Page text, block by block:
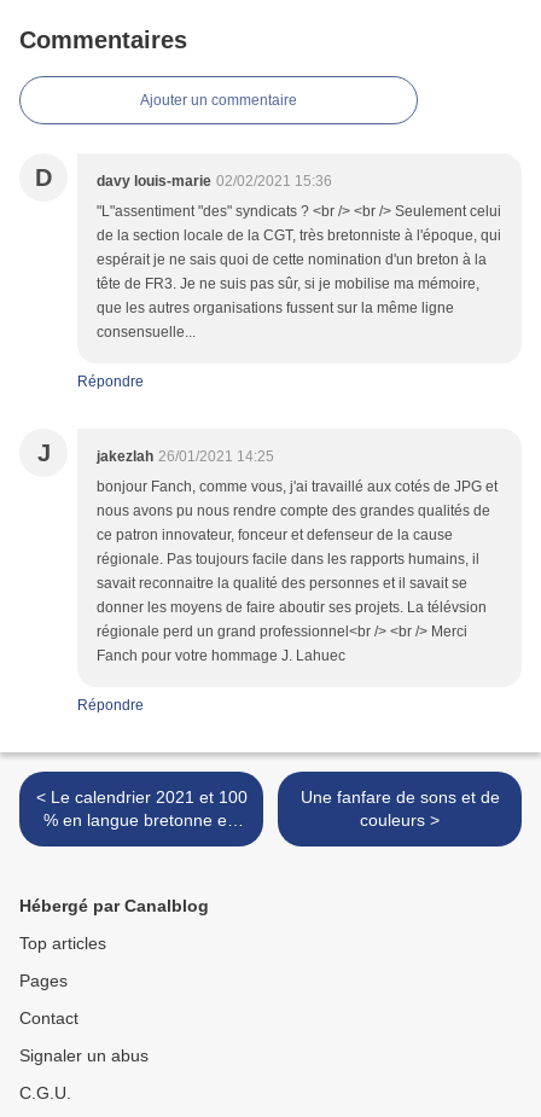
Commentaires
Ajouter un commentaire
D davy louis-marie 02/02/2021 15:36
"L"assentiment "des" syndicats ? <br /> <br /> Seulement celui
de la section locale de la CGT, très bretonniste à l'époque, qui
espérait je ne sais quoi de cette nomination d'un breton à la
tête de FR3. Je ne suis pas sûr, si je mobilise ma mémoire,
que les autres organisations fussent sur la même ligne
consensuelle...
Répondre
J jakezlah 26/01/2021 14:25
bonjour Fanch, comme vous, j'ai travaillé aux cotés de JPG et
nous avons pu nous rendre compte des grandes qualités de
ce patron innovateur, fonceur et defenseur de la cause
régionale. Pas toujours facile dans les rapports humains, il
savait reconnaitre la qualité des personnes et il savait se
donner les moyens de faire aboutir ses projets. La télévsion
régionale perd un grand professionnel<br /> <br /> Merci
Fanch pour votre hommage J. Lahuec
Répondre
< Le calendrier 2021 et 100
% en langue bretonne est
disponible
Une fanfare de sons et de
couleurs >
Hébergé par Canalblog
Top articles
Pages
Contact
Signaler un abus
C.G.U.